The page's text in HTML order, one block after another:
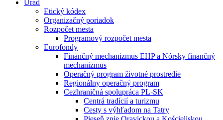
Úrad
Etický kódex
Organizačný poriadok
Rozpočet mesta
Programový rozpočet mesta
Eurofondy
Finančný mechanizmus EHP a Nórsky finančný
mechanizmus
Operačný program životné prostredie
Regionálny operačný program
Cezhraničná spolupráca PL-SK
Centrá tradícií a turizmu
Cesty s výhľadom na Tatry